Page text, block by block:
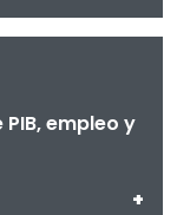
PIB, empleo y
+